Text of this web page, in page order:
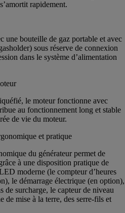
rapidement.
une bouteille de gaz portable et avec
sous réserve de connexion
dans le système d’alimentation
le moteur fonctionne avec
au fonctionnement long et stable
de vie du moteur.
et pratique
du générateur permet de
à une disposition pratique de
moderne (le compteur d’heures
le démarrage électrique (en option),
de surcharge, le capteur de niveau
de mise à la terre, des serre-fils et